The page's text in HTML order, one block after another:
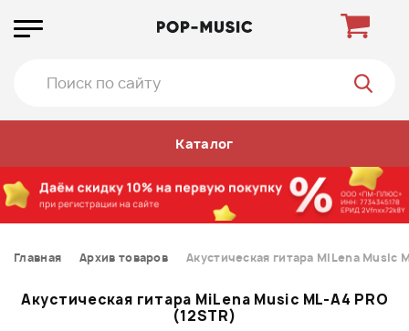
Каталог
Главная Архив товаров Акустическая гитара MiLena Music
Акустическая гитара MiLena Music ML-A4 PRO
(12STR)